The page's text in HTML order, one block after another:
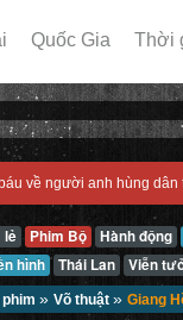
Quốc Gia Thời
về người anh hùng dân
lẻ Phim Bộ Hành động
hình
Thái Lan Viễn
» Võ thuật » Giang